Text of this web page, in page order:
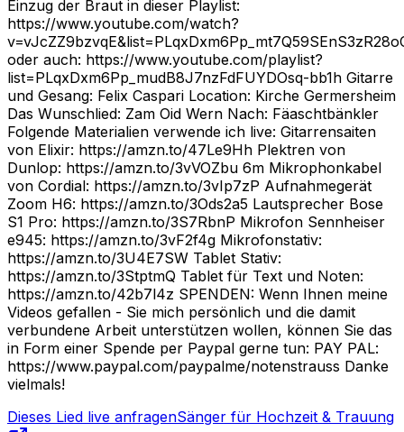
Einzug der Braut in dieser Playlist:
https://www.youtube.com/watch?
oder auch: https://www.youtube.com/playlist?
list=PLqxDxm6Pp_mudB8J7nzFdFUYDOsq-bb1h Gitarre
und Gesang: Felix Caspari Location: Kirche Germersheim
Das Wunschlied: Zam Oid Wern Nach: Fäaschtbänkler
Folgende Materialien verwende ich live: Gitarrensaiten
von Elixir: https://amzn.to/47Le9Hh Plektren von
Dunlop: https://amzn.to/3vVOZbu 6m Mikrophonkabel
von Cordial: https://amzn.to/3vIp7zP Aufnahmegerät
Zoom H6: https://amzn.to/3Ods2a5 Lautsprecher Bose
S1 Pro: https://amzn.to/3S7RbnP Mikrofon Sennheiser
e945: https://amzn.to/3vF2f4g Mikrofonstativ:
https://amzn.to/3U4E7SW Tablet Stativ:
https://amzn.to/3StptmQ Tablet für Text und Noten:
https://amzn.to/42b7l4z SPENDEN: Wenn Ihnen meine
Videos gefallen - Sie mich persönlich und die damit
verbundene Arbeit unterstützen wollen, können Sie das
in Form einer Spende per Paypal gerne tun: PAY PAL:
https://www.paypal.com/paypalme/notenstrauss Danke
vielmals!
Dieses Lied live anfragenSänger für Hochzeit & Trauung